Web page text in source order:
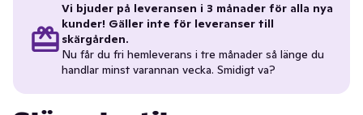
Vi bjuder på leveransen i 3 månader för alla nya
kunder! Gäller inte för leveranser till
skärgården.
Nu får du fri hemleverans i tre månader så länge du
handlar minst varannan vecka. Smidigt va?